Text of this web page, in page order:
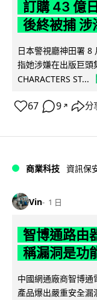
訂購 43 億
後終被捕
日本警視廳神田署 8
指她涉嫌在出版巨頭
CHARACTERS ST...
67 9 ↗ 分
商業科技 資訊保
Vin 1 日
智博通路由
稱漏洞是功
中國網通廠商智博
產品爆出嚴重安全